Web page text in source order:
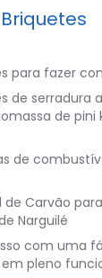
para fazer
de serradura
de pini
de
de Carvão
Narguilé
com uma
pleno